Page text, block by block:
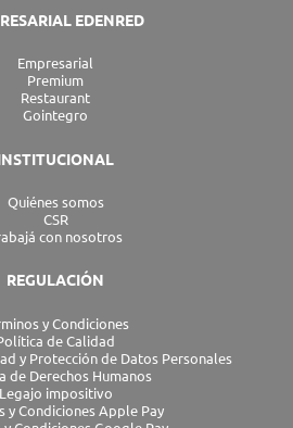
EDENRED
Empresarial
Premium
Restaurant
Gointegro
Quiénes somos
CSR
con nosotros
REGULACIÓN
y Condiciones
de Calidad
y Protección de Datos Personales
de Derechos Humanos
Legajo impositivo
y Condiciones Apple Pay